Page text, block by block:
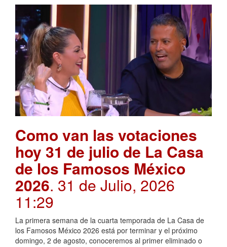
Como van las votaciones
hoy 31 de julio de La Casa
de los Famosos México
2026. 31 de Julio, 2026
11:29
La primera semana de la cuarta temporada de La Casa de
los Famosos México 2026 está por terminar y el próximo
domingo, 2 de agosto, conoceremos al primer eliminado o